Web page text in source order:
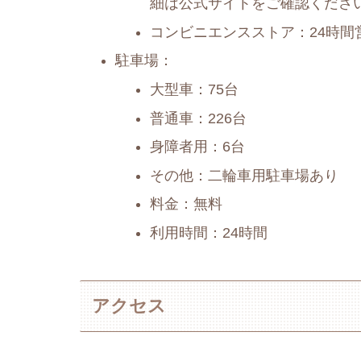
細は公式サイトをご確認くださ
コンビニエンスストア：24時間
駐車場：
大型車：75台
普通車：226台
身障者用：6台
その他：二輪車用駐車場あり
料金：無料
利用時間：24時間
アクセス